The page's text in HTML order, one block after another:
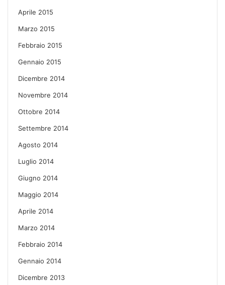
Aprile 2015
Marzo 2015
Febbraio 2015
Gennaio 2015
Dicembre 2014
Novembre 2014
Ottobre 2014
Settembre 2014
Agosto 2014
Luglio 2014
Giugno 2014
Maggio 2014
Aprile 2014
Marzo 2014
Febbraio 2014
Gennaio 2014
Dicembre 2013